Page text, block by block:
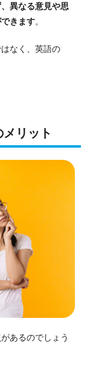
異なる意見や思
きます。
なく、英語の
リット
あるのでしょう